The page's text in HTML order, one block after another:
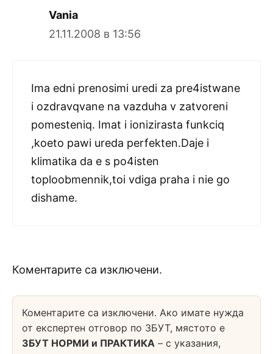
Vania
21.11.2008 в 13:56
Ima edni prenosimi uredi za pre4istwane
i ozdravqvane na vazduha v zatvoreni
pomesteniq. Imat i ionizirasta funkciq
,koeto pawi ureda perfekten.Daje i
klimatika da e s po4isten
toploobmennik,toi vdiga praha i nie go
dishame.
Коментарите са изключени.
Коментарите са изключени. Ако имате нужда
от експертен отговор по ЗБУТ, мястото е
ЗБУТ НОРМИ и ПРАКТИКА – с указания,